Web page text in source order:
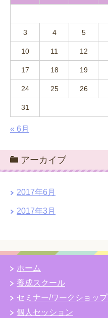
3 4 5
10 11 12
17 18 19
24 25 26
31
« 6月
アーカイブ
2017年6月
2017年3月
ホーム
養成スクール
セミナー/ワークショップ
個人セッション